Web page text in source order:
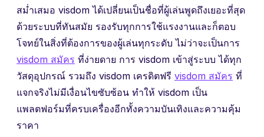
สม่ำเสมอ visdom ได้เปลี่ยนเป็นชื่อที่ผู้เล่นพูดถึงเยอะที่สุด
ด้วยระบบที่ทันสมัย รองรับทุกการใช้แรงงานและก็ตอบ
โจทย์ในสิ่งที่ต้องการของผู้เล่นทุกระดับ ไม่ว่าจะเป็นการ
visdom สมัคร ที่ง่ายดาย การ visdom เข้าสู่ระบบ ได้ทุก
วัสดุอุปกรณ์ รวมถึง visdom เครดิตฟรี visdom สมัคร ที่
แจกจริงไม่มีเงื่อนไขซับซ้อน ทำให้ visdom เป็น
แพลตฟอร์มที่ครบเครื่องอีกทั้งความบันเทิงและความคุ้ม
ราคา